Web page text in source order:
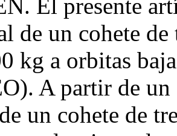
El presente
de un cohete de
kg a orbitas
A partir de un
un cohete de